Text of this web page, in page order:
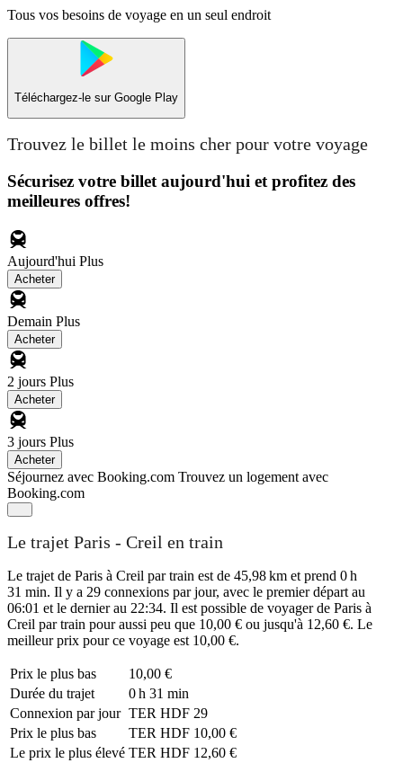
Tous vos besoins de voyage en un seul endroit
Téléchargez-le sur Google Play
Trouvez le billet le moins cher pour votre voyage
Sécurisez votre billet aujourd'hui et profitez des
meilleures offres!
Aujourd'hui Plus
Acheter
Demain Plus
Acheter
2 jours Plus
Acheter
3 jours Plus
Acheter
Séjournez avec Booking.com Trouvez un logement avec
Booking.com
Le trajet Paris - Creil en train
Le trajet de Paris à Creil par train est de 45,98 km et prend 0 h
31 min. Il y a 29 connexions par jour, avec le premier départ au
06:01 et le dernier au 22:34. Il est possible de voyager de Paris à
Creil par train pour aussi peu que 10,00 € ou jusqu'à 12,60 €. Le
meilleur prix pour ce voyage est 10,00 €.
Prix ​​le plus bas
10,00 €
Durée du trajet
0 h 31 min
Connexion par jour TER HDF 29
Prix ​​le plus bas
TER HDF 10,00 €
Le prix le plus élevé TER HDF 12,60 €